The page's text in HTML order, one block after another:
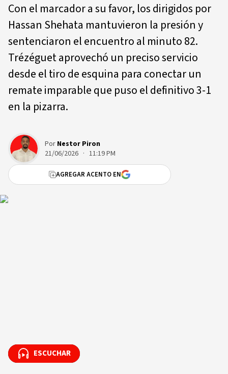
Con el marcador a su favor, los dirigidos por
Hassan Shehata mantuvieron la presión y
sentenciaron el encuentro al minuto 82.
Trézéguet aprovechó un preciso servicio
desde el tiro de esquina para conectar un
remate imparable que puso el definitivo 3-1
en la pizarra.
Por Nestor Piron
21/06/2026 · 11:19 PM
AGREGAR ACENTO EN
ESCUCHAR
ESCUCHAR